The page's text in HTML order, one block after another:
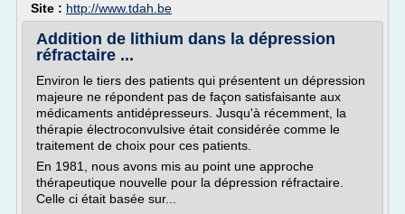
Site : http://www.tdah.be
Addition de lithium dans la dépression
réfractaire ...
Environ le tiers des patients qui présentent un dépression
majeure ne répondent pas de façon satisfaisante aux
médicaments antidépresseurs. Jusqu'à récemment, la
thérapie électroconvulsive était considérée comme le
traitement de choix pour ces patients.
En 1981, nous avons mis au point une approche
thérapeutique nouvelle pour la dépression réfractaire.
Celle ci était basée sur...